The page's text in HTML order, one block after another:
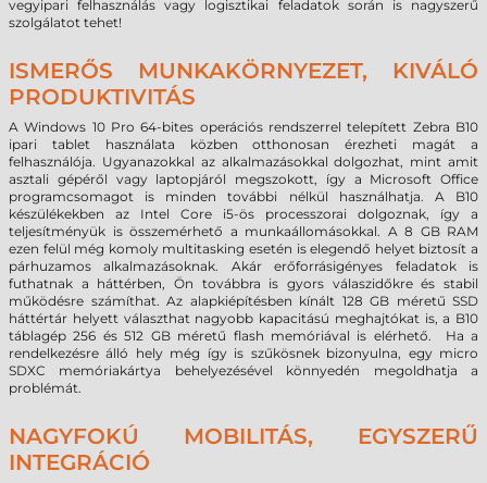
vegyipari felhasználás vagy logisztikai feladatok során is nagyszerű
szolgálatot tehet!
ISMERŐS MUNKAKÖRNYEZET, KIVÁLÓ
PRODUKTIVITÁS
A Windows 10 Pro 64-bites operációs rendszerrel telepített Zebra B10
ipari tablet használata közben otthonosan érezheti magát a
felhasználója. Ugyanazokkal az alkalmazásokkal dolgozhat, mint amit
asztali gépéről vagy laptopjáról megszokott, így a Microsoft Office
programcsomagot is minden további nélkül használhatja. A B10
készülékekben az Intel Core i5-ös processzorai dolgoznak, így a
teljesítményük is összemérhető a munkaállomásokkal. A 8 GB RAM
ezen felül még komoly multitasking esetén is elegendő helyet biztosít a
párhuzamos alkalmazásoknak. Akár erőforrásigényes feladatok is
futhatnak a háttérben, Ön továbbra is gyors válaszidőkre és stabil
működésre számíthat. Az alapkiépítésben kínált 128 GB méretű SSD
háttértár helyett választhat nagyobb kapacitású meghajtókat is, a B10
táblagép 256 és 512 GB méretű flash memóriával is elérhető. Ha a
rendelkezésre álló hely még így is szűkösnek bizonyulna, egy micro
SDXC memóriakártya behelyezésével könnyedén megoldhatja a
problémát.
NAGYFOKÚ MOBILITÁS, EGYSZERŰ
INTEGRÁCIÓ